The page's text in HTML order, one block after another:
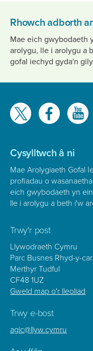
Rhowch adborth
Mae eich gwybodaeth
arolygu, lle i arolygu a
gofal iechyd gyda'n
Gwelwch
ni
Cysylltwch â ni
Mae Arolygiaeth Gofal
profiadau o
eich gwybodaeth yn
lle i arolygu a beth i'w
Trwy'r post
Llywodraeth Cymru
Parc Busnes Rhyd-y-car
Merthyr Tudful
CF48 1UZ
Gweld map o'r lleoliad
Trwy e-bost
agic@llyw.cymru